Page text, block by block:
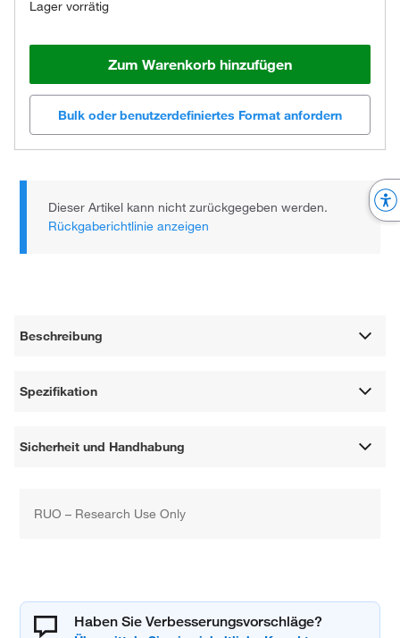
Lager vorrätig
Zum Warenkorb hinzufügen
Bulk oder benutzerdefiniertes Format anfordern
Dieser Artikel kann nicht zurückgegeben werden.
Rückgaberichtlinie anzeigen
Beschreibung
Spezifikation
Sicherheit und Handhabung
RUO – Research Use Only
Haben Sie Verbesserungsvorschläge?